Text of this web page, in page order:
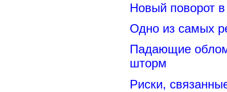
Новый поворот
Одно из самых
Падающие
шторм
Риски,